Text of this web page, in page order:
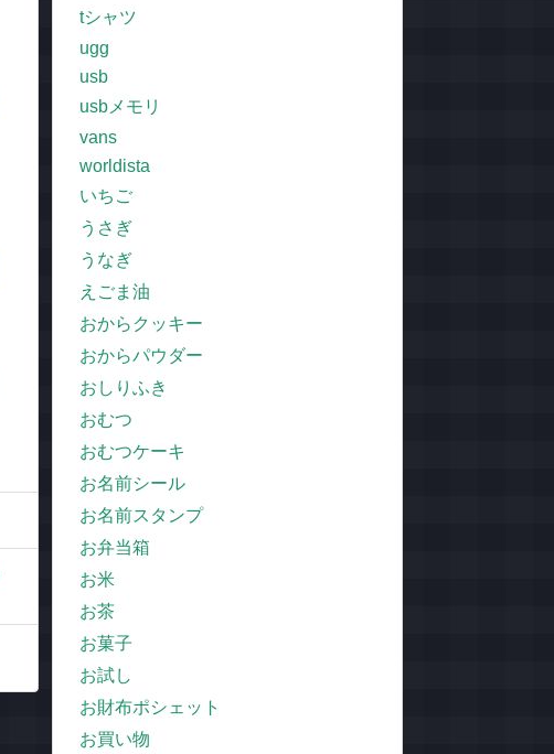
tシャツ
ugg
usb
usbメモリ
vans
worldista
いちご
うさぎ
うなぎ
えごま油
おからクッキー
おからパウダー
おしりふき
おむつ
おむつケーキ
お名前シール
お名前スタンプ
お弁当箱
お米
お茶
お菓子
お試し
お財布ポシェット
お買い物